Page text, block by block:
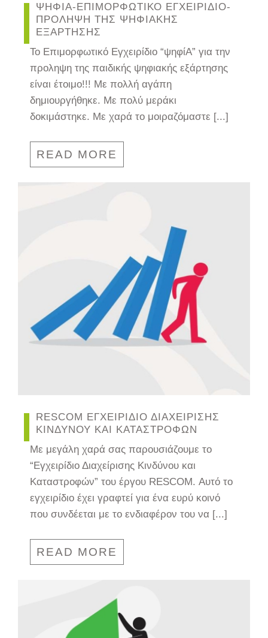
ΨΗΦΙΑ-ΕΠΙΜΟΡΦΩΤΙΚΟ ΕΓΧΕΙΡΙΔΙΟ-
ΠΡΟΛΗΨΗ ΤΗΣ ΨΗΦΙΑΚΗΣ
ΕΞΑΡΤΗΣΗΣ
Το Επιμορφωτικό Εγχειρίδιο “ψηφίΑ” για την
προληψη της παιδικής ψηφιακής εξάρτησης
είναι έτοιμο!!! Με πολλή αγάπη
δημιουργήθηκε. Με πολύ μεράκι
δοκιμάστηκε. Με χαρά το μοιραζόμαστε [...]
READ MORE
RESCOM ΕΓΧΕΙΡΙΔΙΟ ΔΙΑΧΕΙΡΙΣΗΣ
ΚΙΝΔΥΝΟΥ ΚΑΙ ΚΑΤΑΣΤΡΟΦΩΝ
Με μεγάλη χαρά σας παρουσιάζουμε το
“Εγχειρίδιο Διαχείρισης Κινδύνου και
Καταστροφών” του έργου RESCOM. Αυτό το
εγχειρίδιο έχει γραφτεί για ένα ευρύ κοινό
που συνδέεται με το ενδιαφέρον του να [...]
READ MORE